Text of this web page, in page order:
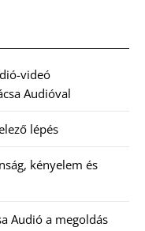
videó
Audióval
lépés
kényelem és
Audió a megoldás